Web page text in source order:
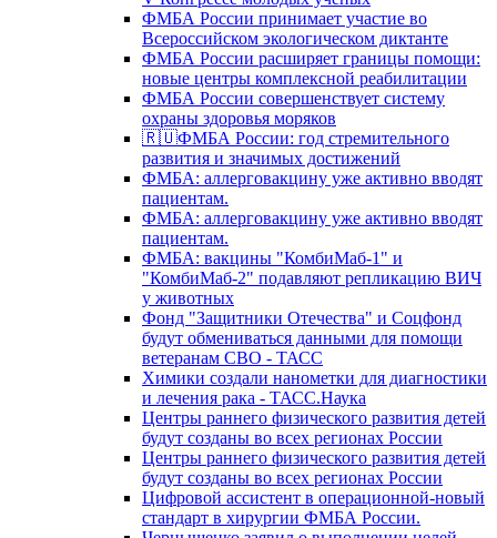
ФМБА России принимает участие во
Всероссийском экологическом диктанте
ФМБА России расширяет границы помощи:
новые центры комплексной реабилитации
ФМБА России совершенствует систему
охраны здоровья моряков
🇷🇺ФМБА России: год стремительного
развития и значимых достижений
ФМБА: аллерговакцину уже активно вводят
пациентам.
ФМБА: аллерговакцину уже активно вводят
пациентам.
ФМБА: вакцины "КомбиМаб-1" и
"КомбиМаб-2" подавляют репликацию ВИЧ
у животных
Фонд "Защитники Отечества" и Соцфонд
будут обмениваться данными для помощи
ветеранам СВО - ТАСС
Химики создали нанометки для диагностики
и лечения рака - ТАСС.Наука
Центры раннего физического развития детей
будут созданы во всех регионах России
Центры раннего физического развития детей
будут созданы во всех регионах России
Цифровой ассистент в операционной-новый
стандарт в хирургии ФМБА России.